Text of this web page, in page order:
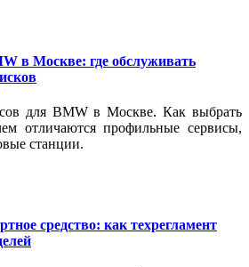
в Москве: где обслуживать
для BMW в Москве. Как выбрать
отличаются профильные сервисы,
станции.
средство: как техрегламент